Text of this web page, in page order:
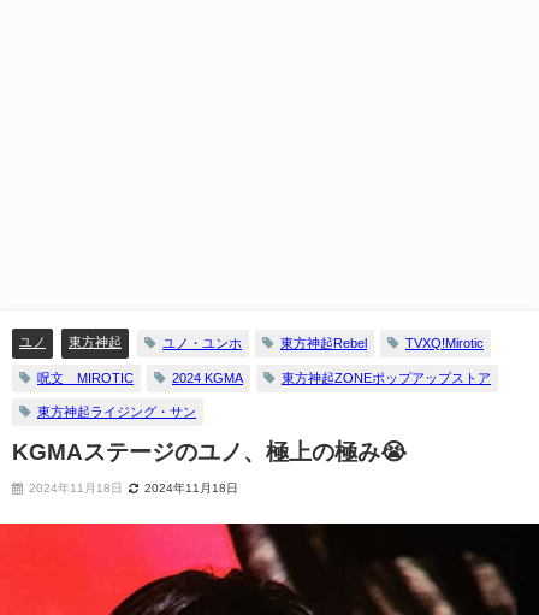
ユノ 東方神起 ユノ・ユンホ 東方神起Rebel TVXQ!Mirotic
呪文 MIROTIC 2024 KGMA 東方神起ZONEポップアップストア
東方神起ライジング・サン
KGMAステージのユノ、極上の極み😭
2024年11月18日 2024年11月18日